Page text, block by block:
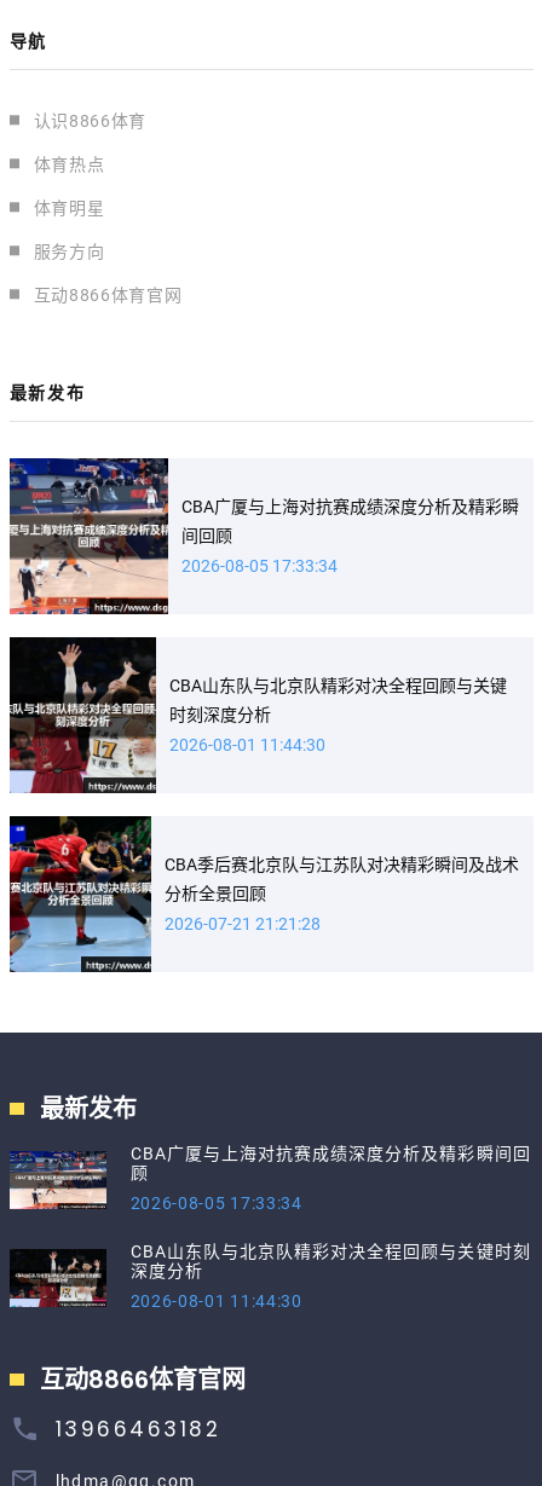
导航
认识8866体育
体育热点
体育明星
服务方向
互动8866体育官网
最新发布
CBA广厦与上海对抗赛成绩深度分析及精彩瞬
间回顾
2026-08-05 17:33:34
CBA山东队与北京队精彩对决全程回顾与关键
时刻深度分析
2026-08-01 11:44:30
CBA季后赛北京队与江苏队对决精彩瞬间及战术
分析全景回顾
2026-07-21 21:21:28
最新发布
CBA广厦与上海对抗赛成绩深度分析及精彩瞬间回
顾
2026-08-05 17:33:34
CBA山东队与北京队精彩对决全程回顾与关键时刻
深度分析
2026-08-01 11:44:30
互动8866体育官网
13966463182
lhdma@qq.com